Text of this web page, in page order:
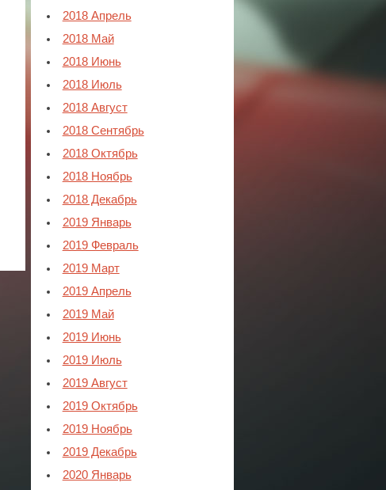
2018 Апрель
2018 Май
2018 Июнь
2018 Июль
2018 Август
2018 Сентябрь
2018 Октябрь
2018 Ноябрь
2018 Декабрь
2019 Январь
2019 Февраль
2019 Март
2019 Апрель
2019 Май
2019 Июнь
2019 Июль
2019 Август
2019 Октябрь
2019 Ноябрь
2019 Декабрь
2020 Январь